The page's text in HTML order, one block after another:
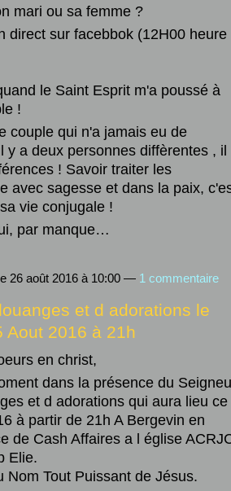
mari ou sa femme ?
direct sur facebbok (12H00 heure
le Saint Esprit m'a poussé à
!
couple qui n'a jamais eu de
y a deux personnes diffèrentes , il
! Savoir traiter les
avec sagesse et dans la paix,
vie conjugale !
par manque…
le 26 août 2016 à 10:00 — 1 commentaire
et d adorations le
Aout 2016 à 21h
en christ,
dans la présence du
et d adorations qui aura lieu ce
à partir de 21h A Bergevin en
de Cash Affaires a l église
Elie.
Nom Tout Puissant de Jésus.